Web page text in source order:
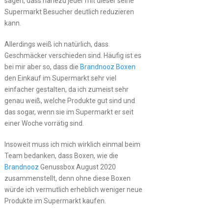
Supermarkt Besucher deutlich reduzieren
kann.
Allerdings weiß ich natürlich, dass
Geschmäcker verschieden sind. Häufig ist es
bei mir aber so, dass die Brandnooz Boxen
den Einkauf im Supermarkt sehr viel
einfacher gestalten, da ich zumeist sehr
genau weiß, welche Produkte gut sind und
das sogar, wenn sie im Supermarkt er seit
einer Woche vorrätig sind.
Insoweit muss ich mich wirklich einmal beim
Team bedanken, dass Boxen, wie die
Brandnooz Genussbox August 2020
zusammenstellt, denn ohne diese Boxen
würde ich vermutlich erheblich weniger neue
Produkte im Supermarkt kaufen.